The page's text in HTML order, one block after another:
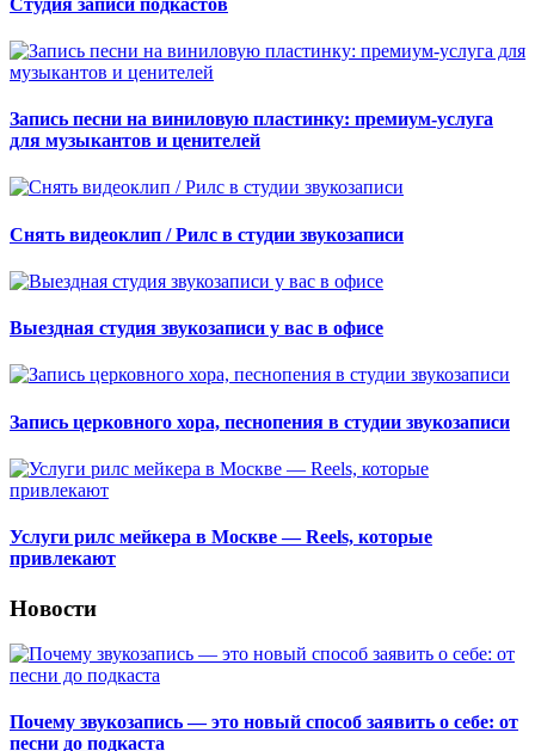
Запись песни на виниловую пластинку: премиум-услуга
для музыкантов и ценителей
Снять видеоклип / Рилс в студии звукозаписи
Выездная студия звукозаписи у вас в офисе
Запись церковного хора, песнопения в студии звукозаписи
Услуги рилс мейкера в Москве — Reels, которые
привлекают
Новости
Почему звукозапись — это новый способ заявить о себе: от
песни до подкаста